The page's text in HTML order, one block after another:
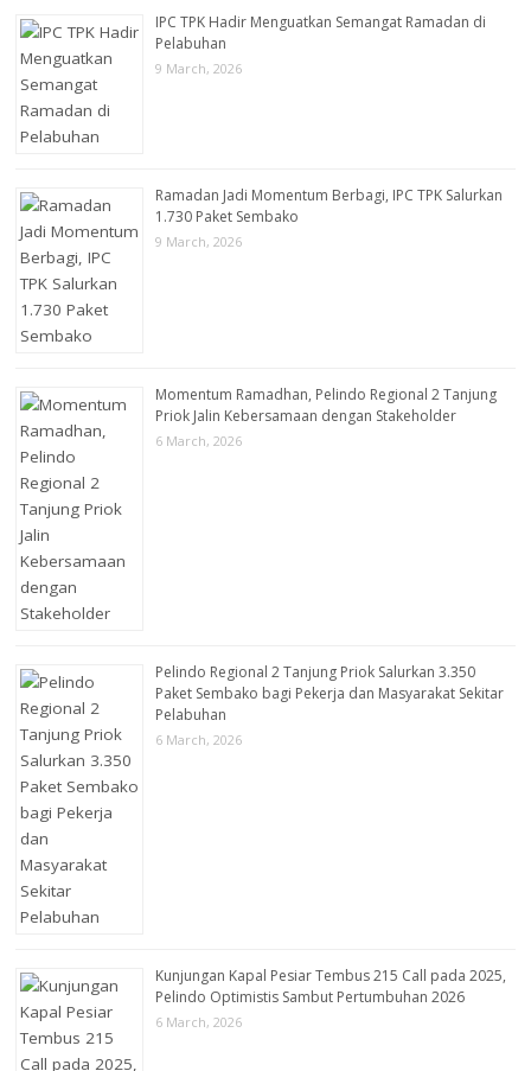
IPC TPK Hadir Menguatkan Semangat Ramadan di
Pelabuhan
9 March, 2026
Ramadan Jadi Momentum Berbagi, IPC TPK Salurkan
1.730 Paket Sembako
9 March, 2026
Momentum Ramadhan, Pelindo Regional 2 Tanjung
Priok Jalin Kebersamaan dengan Stakeholder
6 March, 2026
Pelindo Regional 2 Tanjung Priok Salurkan 3.350
Paket Sembako bagi Pekerja dan Masyarakat Sekitar
Pelabuhan
6 March, 2026
Kunjungan Kapal Pesiar Tembus 215 Call pada 2025,
Pelindo Optimistis Sambut Pertumbuhan 2026
6 March, 2026